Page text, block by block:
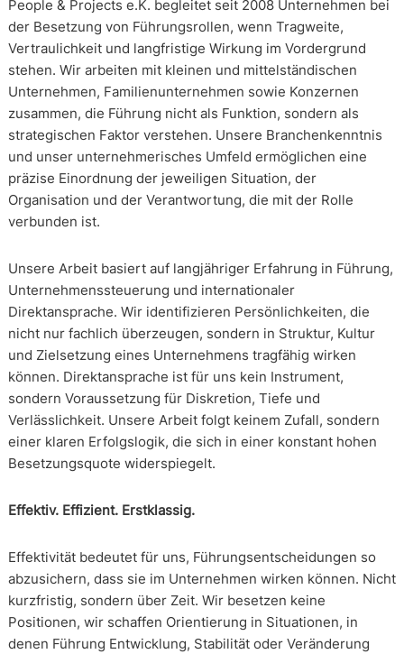
People & Projects e.K. begleitet seit 2008 Unternehmen bei
der Besetzung von Führungsrollen, wenn Tragweite,
Vertraulichkeit und langfristige Wirkung im Vordergrund
stehen. Wir arbeiten mit kleinen und mittelständischen
Unternehmen, Familienunternehmen sowie Konzernen
zusammen, die Führung nicht als Funktion, sondern als
strategischen Faktor verstehen. Unsere Branchenkenntnis
und unser unternehmerisches Umfeld ermöglichen eine
präzise Einordnung der jeweiligen Situation, der
Organisation und der Verantwortung, die mit der Rolle
verbunden ist.
Unsere Arbeit basiert auf langjähriger Erfahrung in Führung,
Unternehmenssteuerung und internationaler
Direktansprache. Wir identifizieren Persönlichkeiten, die
nicht nur fachlich überzeugen, sondern in Struktur, Kultur
und Zielsetzung eines Unternehmens tragfähig wirken
können. Direktansprache ist für uns kein Instrument,
sondern Voraussetzung für Diskretion, Tiefe und
Verlässlichkeit. Unsere Arbeit folgt keinem Zufall, sondern
einer klaren Erfolgslogik, die sich in einer konstant hohen
Besetzungsquote widerspiegelt.
Effektiv. Effizient. Erstklassig.
Effektivität bedeutet für uns, Führungsentscheidungen so
abzusichern, dass sie im Unternehmen wirken können. Nicht
kurzfristig, sondern über Zeit. Wir besetzen keine
Positionen, wir schaffen Orientierung in Situationen, in
denen Führung Entwicklung, Stabilität oder Veränderung